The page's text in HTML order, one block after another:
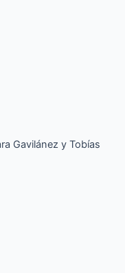
Gavilánez y Tobías